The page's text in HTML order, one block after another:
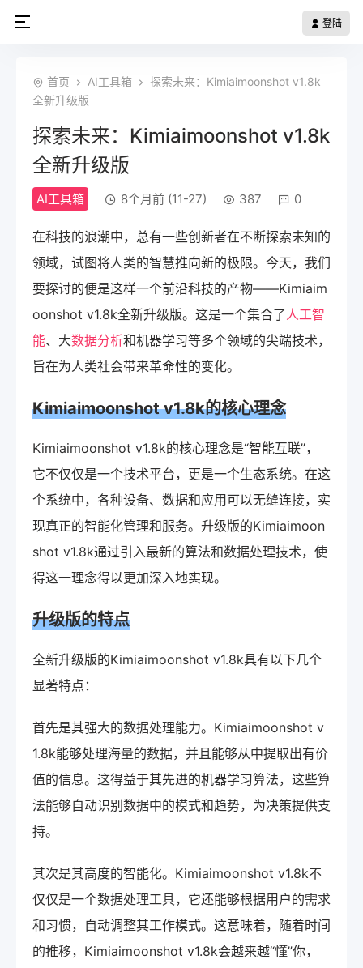
登陆
首页 AI工具箱
探索未来：Kimiaimoonshot v1.8k
全新升级版
探索未来：Kimiaimoonshot v1.8k
全新升级版
AI工具箱 8个月前 (11-27) 387 0
在科技的浪潮中，总有一些创新者在不断探索未知的
领域，试图将人类的智慧推向新的极限。今天，我们
要探讨的便是这样一个前沿科技的产物——Kimiaim
oonshot v1.8k全新升级版。这是一个集合了人工智
能、大数据分析和机器学习等多个领域的尖端技术，
旨在为人类社会带来革命性的变化。
Kimiaimoonshot v1.8k的核心理念
Kimiaimoonshot v1.8k的核心理念是“智能互联”，
它不仅仅是一个技术平台，更是一个生态系统。在这
个系统中，各种设备、数据和应用可以无缝连接，实
现真正的智能化管理和服务。升级版的Kimiaimoon
shot v1.8k通过引入最新的算法和数据处理技术，使
得这一理念得以更加深入地实现。
升级版的特点
全新升级版的Kimiaimoonshot v1.8k具有以下几个
显著特点：
首先是其强大的数据处理能力。Kimiaimoonshot v
1.8k能够处理海量的数据，并且能够从中提取出有价
值的信息。这得益于其先进的机器学习算法，这些算
法能够自动识别数据中的模式和趋势，为决策提供支
持。
其次是其高度的智能化。Kimiaimoonshot v1.8k不
仅仅是一个数据处理工具，它还能够根据用户的需求
和习惯，自动调整其工作模式。这意味着，随着时间
的推移，Kimiaimoonshot v1.8k会越来越“懂”你，